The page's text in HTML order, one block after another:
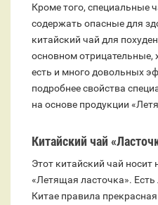
Кроме того, специальные
содержать опасные для
китайский чай для
основном отрицательные,
есть и много довольных
подробнее свойства
на основе продукции
Китайский чай
Этот китайский чай носит
«Летящая ласточка». Есть
Китае правила